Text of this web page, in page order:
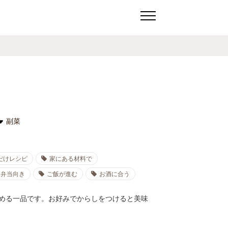
副菜
けレシピ
家にある材料で
当向き
ご飯が進む お酒に合う
る一品です。お好みでからしをつけると美味